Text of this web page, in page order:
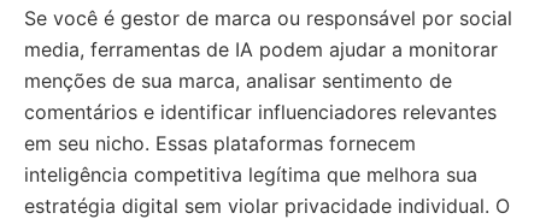
Se você é gestor de marca ou responsável por social
media, ferramentas de IA podem ajudar a monitorar
menções de sua marca, analisar sentimento de
comentários e identificar influenciadores relevantes
em seu nicho. Essas plataformas fornecem
inteligência competitiva legítima que melhora sua
estratégia digital sem violar privacidade individual. O